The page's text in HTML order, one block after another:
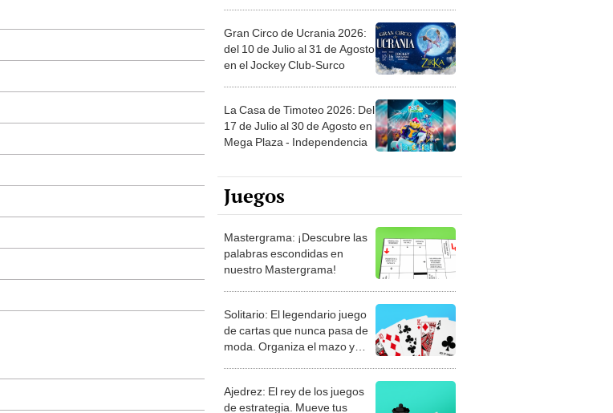
del 10 de Julio al 31 de Agosto
en el Jockey Club-Surco
17 de Julio al 30 de Agosto en
Mega Plaza - Independencia
Juegos
palabras escondidas en
nuestro Mastergrama!
de cartas que nunca pasa de
moda. Organiza el mazo y
demuestra tu habilidad.
de estrategia. Mueve tus
piezas, anticipa al rival y